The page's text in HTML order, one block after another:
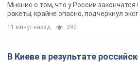
Мнение о том, что у России закончатся
ракеты, крайне опасно, подчеркнул
11 минут назад 390
В Киеве в результате